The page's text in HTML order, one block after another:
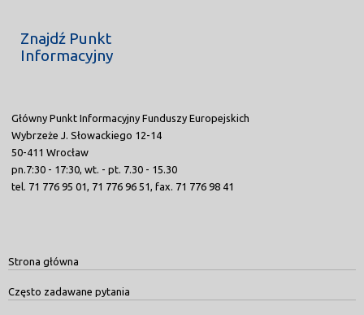
Znajdź Punkt
Informacyjny
Główny Punkt Informacyjny Funduszy Europejskich
Wybrzeże J. Słowackiego 12-14
50-411 Wrocław
pn.7:30 - 17:30, wt. - pt. 7.30 - 15.30
tel. 71 776 95 01, 71 776 96 51, fax. 71 776 98 41
Strona główna
Często zadawane pytania